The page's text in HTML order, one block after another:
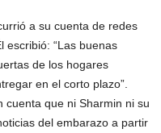
a su cuenta de redes
escribió: “Las buenas
de los hogares
en el corto plazo”.
cuenta que ni Sharmin ni su
del embarazo a partir